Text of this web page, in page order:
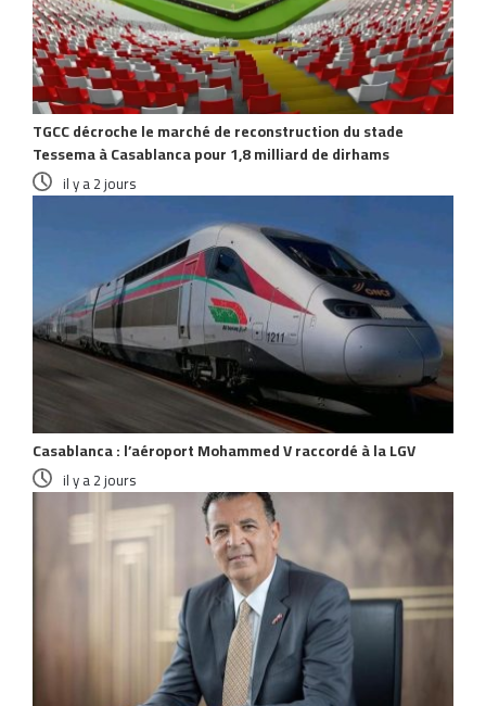
TGCC décroche le marché de reconstruction du stade
Tessema à Casablanca pour 1,8 milliard de dirhams
il y a 2 jours
Casablanca : l’aéroport Mohammed V raccordé à la LGV
il y a 2 jours